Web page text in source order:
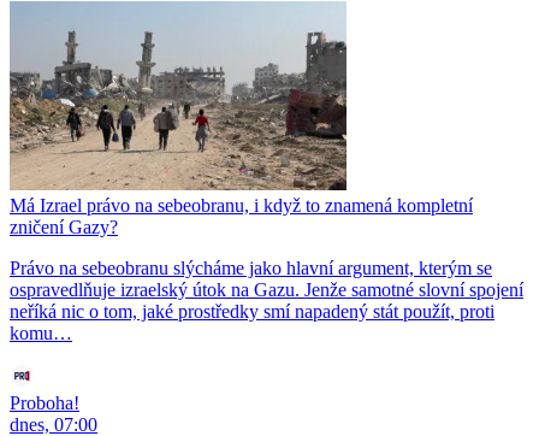
Má Izrael právo na sebeobranu, i když to znamená kompletní
zničení Gazy?
Právo na sebeobranu slýcháme jako hlavní argument, kterým se
ospravedlňuje izraelský útok na Gazu. Jenže samotné slovní spojení
neříká nic o tom, jaké prostředky smí napadený stát použít, proti
komu…
Proboha!
dnes, 07:00